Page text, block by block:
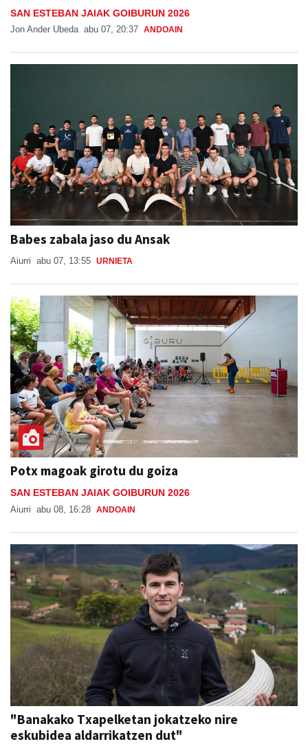
SAN ESTEBAN JAIAK GOIBURUN 2026
Jon Ander Ubeda abu 07, 20:37 ANDOAIN
Babes zabala jaso du Ansak
Aiurri abu 07, 13:55 URNIETA
Potx magoak girotu du goiza
SAN ESTEBAN JAIAK GOIBURUN 2026
Aiurri abu 08, 16:28 ANDOAIN
"Banakako Txapelketan jokatzeko nire
eskubidea aldarrikatzen dut"